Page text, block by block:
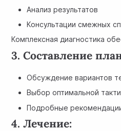
Анализ результатов
Консультации смежных
Комплексная диагностика
3. Составление
Обсуждение вариантов
Выбор оптимальной
Подробные
4. Лечение: